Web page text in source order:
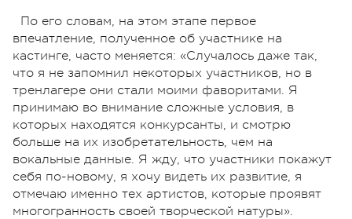
По его словам, на этом этапе первое
впечатление, полученное об участнике на
кастинге, часто меняется: «Случалось даже так,
что я не запомнил некоторых участников, но в
тренлагере они стали моими фаворитами. Я
принимаю во внимание сложные условия, в
которых находятся конкурсанты, и смотрю
больше на их изобретательность, чем на
вокальные данные. Я жду, что участники покажут
себя по-новому, я хочу видеть их развитие, я
отмечаю именно тех артистов, которые проявят
многогранность своей творческой натуры».